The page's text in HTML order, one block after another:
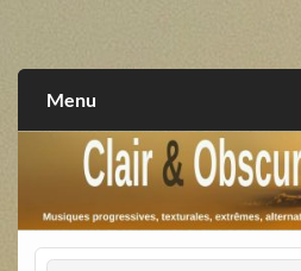
extrêmes, alternatives, texturales
Menu